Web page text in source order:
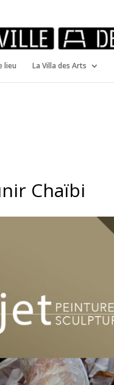
lieu La Villa des Arts
Chaïbi